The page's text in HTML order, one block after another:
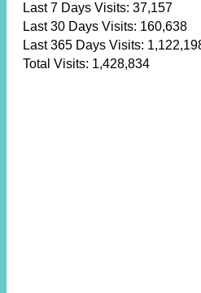
Last 7 Days Visits: 37,157
Last 30 Days Visits: 160,638
Last 365 Days Visits:
Total Visits: 1,428,834